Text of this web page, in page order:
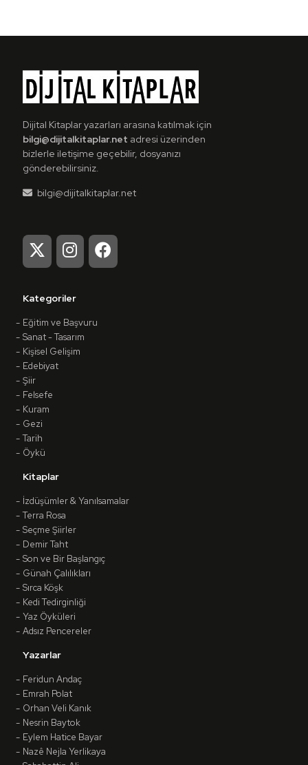
Detaylı
İncele
Dijital Kitaplar yazarları arasına katılmak için
bilgi@dijitalkitaplar.net adresi üzerinden
bizlerle iletişime geçebilir, dosyanızı
gönderebilirsiniz.
bilgi@dijitalkitaplar.net
Kategoriler
Eğitim ve Başvuru
Sanat - Tasarım
Kişisel Gelişim
Edebiyat
Şiir
Felsefe
Kuram
Gezi
Tarih
Öykü
Kitaplar
İzdüşümler & Yanılsamalar
Terra Rosa
Seçme Şiirler
Demir Taht
Son ve Bir Başlangıç
Günah Çalılıkları
Sırca Köşk
Kedi Tedirginliği
Yaz Öyküleri
Adsız Pencereler
Yazarlar
Feridun Andaç
Emrah Polat
Orhan Veli Kanık
Nesrin Baytok
Eylem Hatice Bayar
Nazê Nejla Yerlikaya